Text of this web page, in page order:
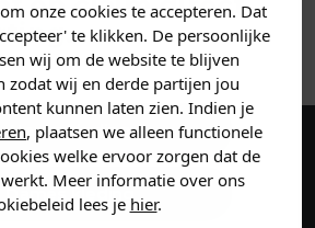
onze cookies te accepteren. Dat
te klikken. De persoonlijke
wij om de website te blijven
zodat wij en derde partijen jou
kunnen laten zien. Indien je
, plaatsen we alleen functionele
welke ervoor zorgen dat de
Meer informatie over ons
lees je hier.
OOK
aan en ontvang 5%
je eerste bestelling!
.
Heren kleding
Dames kleding